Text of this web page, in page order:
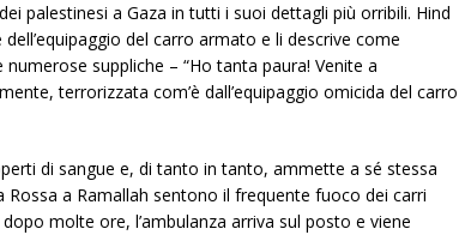
palestinesi a Gaza in tutti i suoi dettagli più orribili. Hind
del carro armato e li descrive come
suppliche – “Ho tanta paura! Venite a
terrorizzata com’è dall’equipaggio omicida del carro
di sangue e, di tanto in tanto, ammette a sé stessa
a Ramallah sentono il frequente fuoco dei carri
molte ore, l’ambulanza arriva sul posto e viene